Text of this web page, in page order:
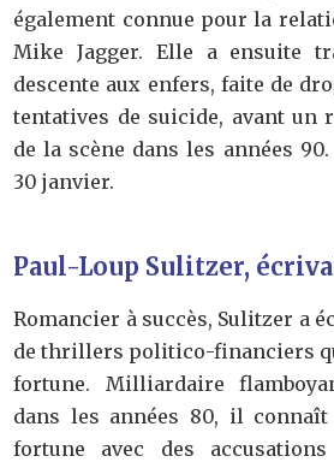
également connue pour la
Mike Jagger. Elle a ensuite
descente aux enfers, faite de
tentatives de suicide, avant un
de la scène dans les années
30 janvier.
Paul-Loup Sulitzer,
Romancier à succès, Sulitzer a
de thrillers politico-financiers
fortune. Milliardaire
dans les années 80, il
fortune avec des